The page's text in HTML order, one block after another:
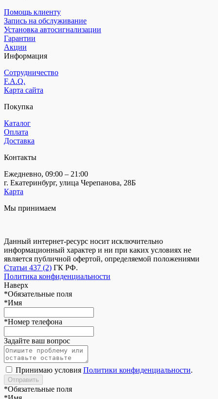
Помощь клиенту
Запись на обслуживание
Установка автосигнализации
Гарантии
Акции
Информация
Сотрудничество
F.A.Q.
Карта сайта
Покупка
Каталог
Оплата
Доставка
Контакты
Ежедневно, 09:00 – 21:00
г. Екатеринбург, улица Черепанова, 28Б
Карта
Мы принимаем
Данный интернет-ресурс носит исключительно
информационный характер и ни при каких условиях не
является публичной офертой, определяемой положениями
Статьи 437 (2) ГК РФ.
Политика конфиденциальности
Наверх
*Обязательные поля
*Имя
*Номер телефона
Задайте ваш вопрос
Принимаю условия Политики конфиденциальности.
*Обязательные поля